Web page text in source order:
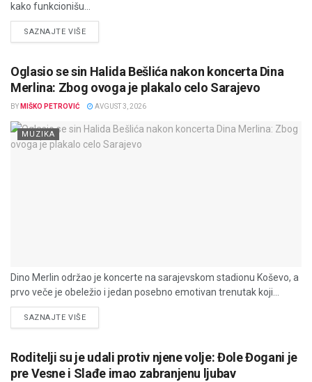
kako funkcionišu...
SAZNAJTE VIŠEDETAILS
Oglasio se sin Halida Bešlića nakon koncerta Dina
Merlina: Zbog ovoga je plakalo celo Sarajevo
BY MIŠKO PETROVIĆ AVGUST 3, 2026
MUZIKA
Dino Merlin održao je koncerte na sarajevskom stadionu Koševo, a
prvo veče je obeležio i jedan posebno emotivan trenutak koji...
SAZNAJTE VIŠEDETAILS
Roditelji su je udali protiv njene volje: Đole Đogani je
pre Vesne i Slađe imao zabranjenu ljubav